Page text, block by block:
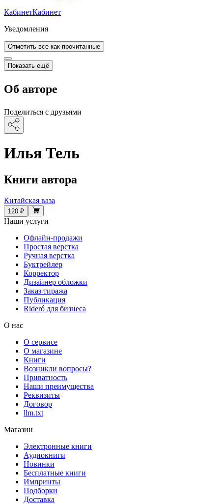
КабинетКабинет
Уведомления
Отметить все как прочитанные
Показать ещё
Об авторе
Поделиться с друзьями
Илья Тель
Книги автора
Китайская ваза
120 ₽
Наши услуги
Офлайн-продажи
Простая верстка
Ручная верстка
Буктрейлер
Корректор
Дизайнер обложки
Заказ тиража
Публикация
Rideró для бизнеса
О нас
О сервисе
О магазине
Книги
Возникли вопросы?
Приватность
Наши преимущества
Реквизиты
Договор
llm.txt
Магазин
Электронные книги
Аудиокниги
Новинки
Бесплатные книги
Импринты
Подборки
Доставка